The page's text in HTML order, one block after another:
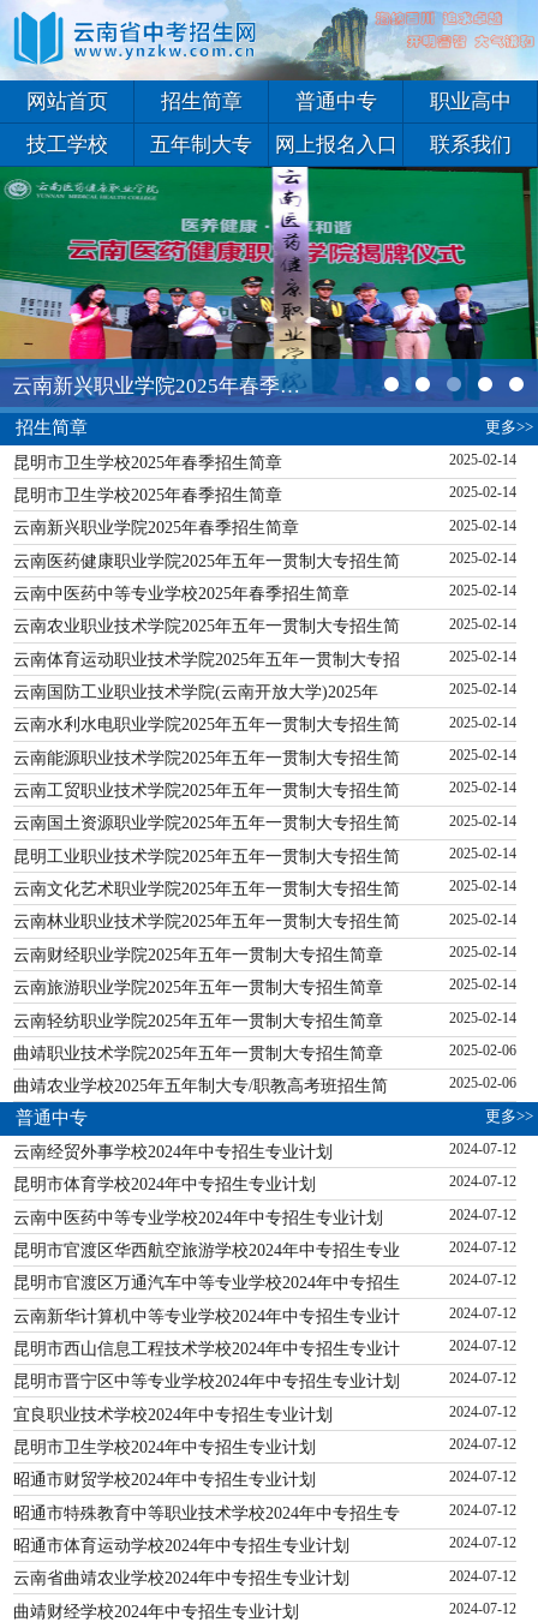
网站首页 招生简章 普通中专
职业高中
技工学校
五年制大专 网上报名入口 联系我们
云南新兴职业学院2025年春季招生简章
招生简章 更多>>
昆明市卫生学校2025年春季招生简章 2025-02-14
昆明市卫生学校2025年春季招生简章 2025-02-14
云南新兴职业学院2025年春季招生简章 2025-02-14
云南医药健康职业学院2025年五年一贯制大专招生简 2025-02-14
云南中医药中等专业学校2025年春季招生简章 2025-02-14
云南农业职业技术学院2025年五年一贯制大专招生简 2025-02-14
云南体育运动职业技术学院2025年五年一贯制大专招 2025-02-14
云南国防工业职业技术学院(云南开放大学)2025年 2025-02-14
云南水利水电职业学院2025年五年一贯制大专招生简 2025-02-14
云南能源职业技术学院2025年五年一贯制大专招生简 2025-02-14
云南工贸职业技术学院2025年五年一贯制大专招生简 2025-02-14
云南国土资源职业学院2025年五年一贯制大专招生简 2025-02-14
昆明工业职业技术学院2025年五年一贯制大专招生简 2025-02-14
云南文化艺术职业学院2025年五年一贯制大专招生简 2025-02-14
云南林业职业技术学院2025年五年一贯制大专招生简 2025-02-14
云南财经职业学院2025年五年一贯制大专招生简章 2025-02-14
云南旅游职业学院2025年五年一贯制大专招生简章 2025-02-14
云南轻纺职业学院2025年五年一贯制大专招生简章 2025-02-14
曲靖职业技术学院2025年五年一贯制大专招生简章 2025-02-06
曲靖农业学校2025年五年制大专/职教高考班招生简 2025-02-06
普通中专 更多>>
云南经贸外事学校2024年中专招生专业计划 2024-07-12
昆明市体育学校2024年中专招生专业计划 2024-07-12
云南中医药中等专业学校2024年中专招生专业计划 2024-07-12
昆明市官渡区华西航空旅游学校2024年中专招生专业 2024-07-12
昆明市官渡区万通汽车中等专业学校2024年中专招生 2024-07-12
云南新华计算机中等专业学校2024年中专招生专业计 2024-07-12
昆明市西山信息工程技术学校2024年中专招生专业计 2024-07-12
昆明市晋宁区中等专业学校2024年中专招生专业计划 2024-07-12
宜良职业技术学校2024年中专招生专业计划 2024-07-12
昆明市卫生学校2024年中专招生专业计划 2024-07-12
昭通市财贸学校2024年中专招生专业计划 2024-07-12
昭通市特殊教育中等职业技术学校2024年中专招生专 2024-07-12
昭通市体育运动学校2024年中专招生专业计划 2024-07-12
云南省曲靖农业学校2024年中专招生专业计划 2024-07-12
曲靖财经学校2024年中专招生专业计划 2024-07-12